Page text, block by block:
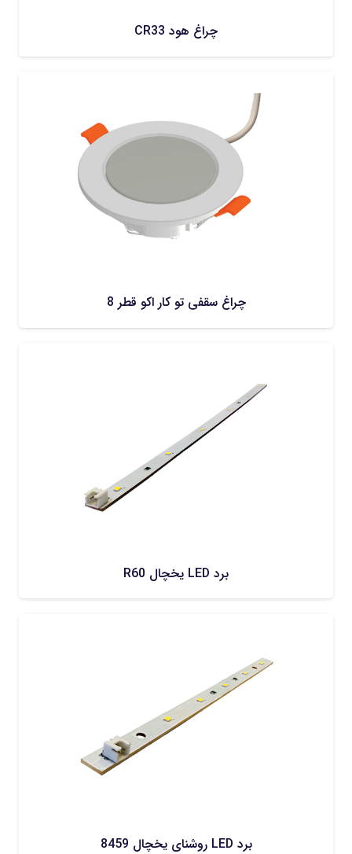
چراغ هود CR33
چراغ سقفی تو کار اکو قطر 8
برد LED یخچال R60
برد LED روشنای یخچال 8459